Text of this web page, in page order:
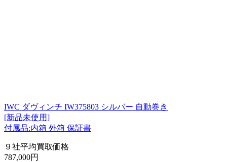
IWC ダヴィンチ IW375803 シルバー 自動巻き
[新品未使用]
付属品:内箱 外箱 保証書
９社平均買取価格
787,000円